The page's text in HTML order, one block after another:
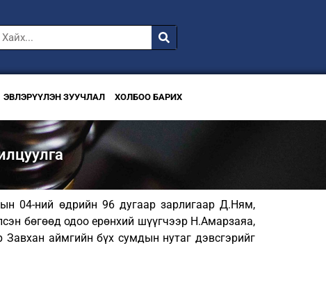
ЭВЛЭРҮҮЛЭН ЗУУЧЛАЛ ХОЛБОО БАРИХ
04-ний өдрийн 96 дугаар зарлигаар Д.Ням,
бөгөөд одоо ерөнхий шүүгчээр Н.Амарзаяа,
аймгийн бүх сумдын нутаг дэвсгэрийг